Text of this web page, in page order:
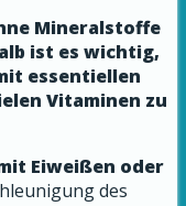
Mineralstoffe
ist es wichtig,
essentiellen
Vitaminen zu
Eiweißen oder
des